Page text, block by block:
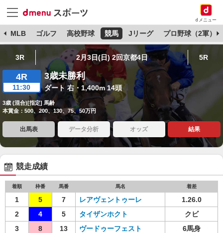
dメニュー
MLB ゴルフ 高校野球 競馬 Jリーグ プロ野球（2軍）
3R 2月3日(日) 2回京都4日 5R
4R
11:30
3歳未勝利
ダート 右・1,400m 14頭
3歳 (混合)[指定] 馬齢
本賞金：500、200、130、75、50万円
出馬表 データ分析 オッズ 結果
競走成績
着順 枠番 馬番 馬名 着差
1 5 7 レアヴェントゥーレ
1.26.0
2
4 5 タイザンホクト
クビ
3
8 13 ヴードゥーフェスト
6馬身